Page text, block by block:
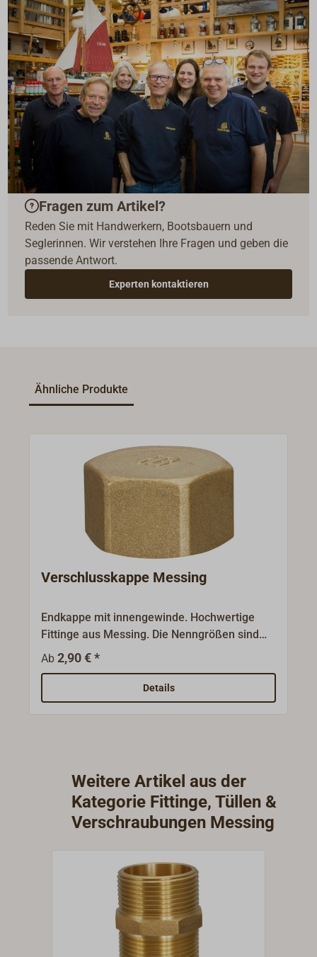
Fragen zum Artikel?
Reden Sie mit Handwerkern, Bootsbauern und
Seglerinnen. Wir verstehen Ihre Fragen und geben die
passende Antwort.
Experten kontaktieren
Ähnliche Produkte
Verschlusskappe Messing
Endkappe mit innengewinde. Hochwertige
Fittinge aus Messing. Die Nenngrößen sind
Gewindegrößen (BSP) und bezeichnen nicht
den Gewindedurchmesser!Brass end cap.
With internal threads (BSP).
Ab2,90 € *
Details
Weitere Artikel aus der
Kategorie Fittinge, Tüllen &
Verschraubungen Messing